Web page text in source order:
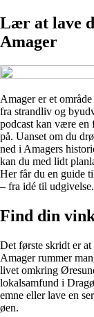
Lær at lave
Amager
Amager er et
fra strandliv og
podcast kan være en
på. Uanset om du
ned i Amagers
kan du med lidt
Her får du en guide
– fra idé til udgivelse.
Find din
Det første skridt er
Amager rummer
livet omkring
lokalsamfund i
emne eller lave en
øen.